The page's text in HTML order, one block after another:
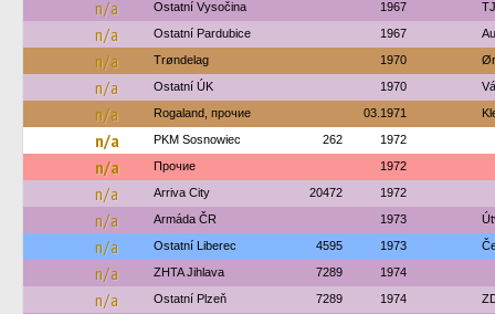
n/a Ostatní Vysočina 1967
n/a Ostatní Pardubice 1967
n/a Trøndelag 1970
n/a Ostatní ÚK 1970
n/a Rogaland, прочие 03.1971
n/a PKM Sosnowiec 262 1972
n/a Прочие 1972
n/a Arriva City 20472 1972
n/a Armáda ČR 1973
n/a Ostatní Liberec 4595 1973
n/a ZHTA Jihlava 7289 1974
n/a Ostatní Plzeň 7289 1974